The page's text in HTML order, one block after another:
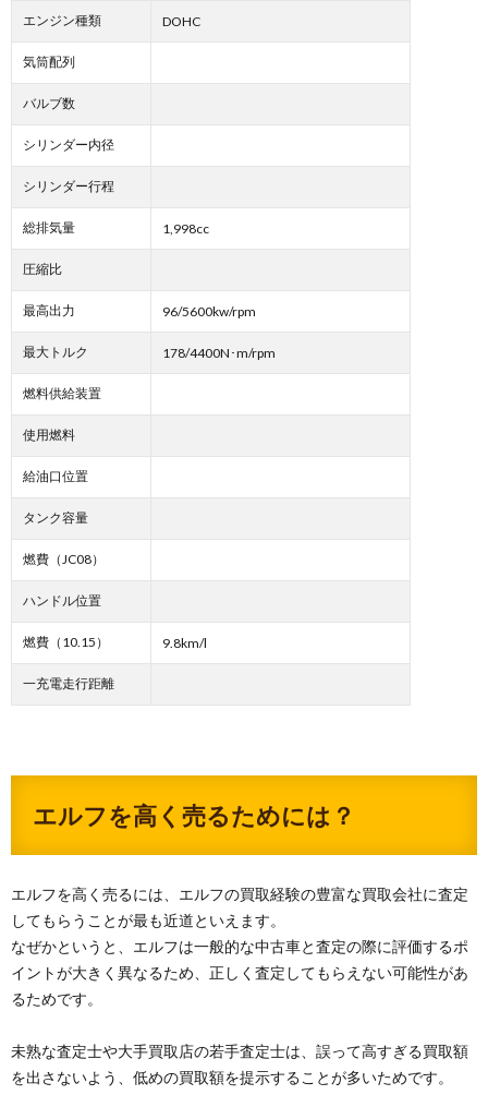
エンジン種類 DOHC
気筒配列
バルブ数
シリンダー内径
シリンダー行程
総排気量 1,998cc
圧縮比
最高出力 96/5600kw/rpm
最大トルク 178/4400N･m/rpm
燃料供給装置
使用燃料
給油口位置
タンク容量
燃費（JC08）
ハンドル位置
燃費（10.15） 9.8km/l
一充電走行距離
エルフを高く売るためには？
エルフを高く売るには、エルフの買取経験の豊富な買取会社に査定
してもらうことが最も近道といえます。
なぜかというと、エルフは一般的な中古車と査定の際に評価するポ
イントが大きく異なるため、正しく査定してもらえない可能性があ
るためです。
未熟な査定士や大手買取店の若手査定士は、誤って高すぎる買取額
を出さないよう、低めの買取額を提示することが多いためです。